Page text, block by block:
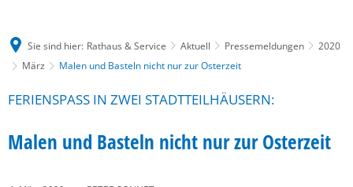
Sie sind hier: Rathaus & Service Aktuell Pressemeldungen
2020
März
Malen und Basteln nicht nur zur Osterzeit
FERIENSPASS IN ZWEI STADTTEILHÄUSERN:
Malen und Basteln nicht nur zur Osterzeit